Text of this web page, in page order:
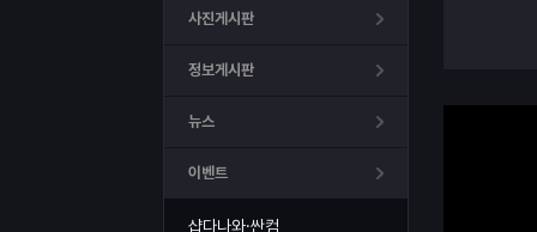
사진게시판
정보게시판
뉴스
이벤트
샵다나와·싼컴